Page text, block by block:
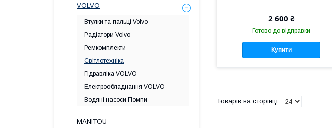
2 600 ₴
Готово до відправки
Купити
VOLVO
Втулки та пальці Volvo
Радіатори Volvo
Ремкомплекти
Світлотехніка
Гідравліка VOLVO
Електрообладнання VOLVO
Водяні насоси Помпи
MANITOU